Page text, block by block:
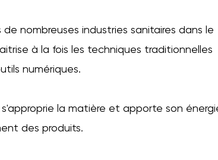
nombreuses industries sanitaires dans le
à la fois les techniques traditionnelles
numériques.
s'approprie la matière et apporte son
des produits.